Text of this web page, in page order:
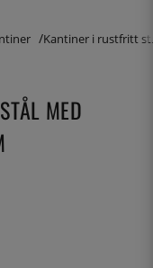
Kantiner i rustfritt
MED